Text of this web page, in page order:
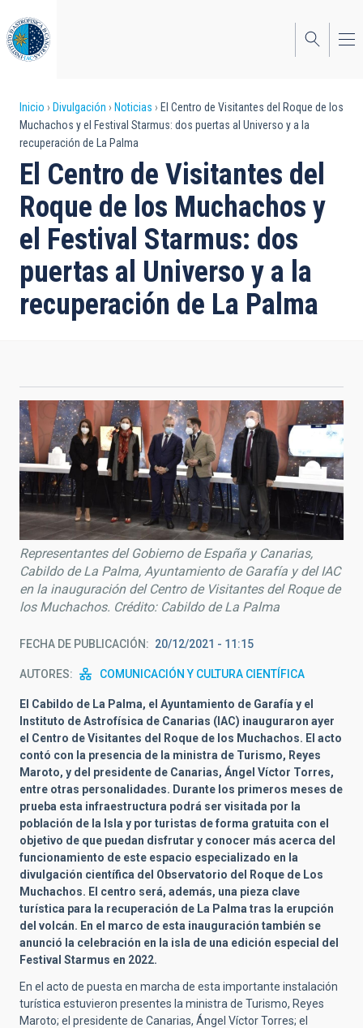
al
contenido
principal
Sobrescribir
enlaces
de
ayuda
a
la
navegación
Inicio Divulgación Noticias
El Centro de Visitantes del Roque de los
Muchachos y el Festival Starmus: dos puertas al Universo y a la
recuperación de La Palma
El Centro de Visitantes del
Roque de los Muchachos y
el Festival Starmus: dos
puertas al Universo y a la
recuperación de La Palma
Representantes del Gobierno de España y Canarias,
Cabildo de La Palma, Ayuntamiento de Garafía y del IAC
en la inauguración del Centro de Visitantes del Roque de
los Muchachos. Crédito: Cabildo de La Palma
FECHA DE PUBLICACIÓN 20/12/2021 - 11:15
AUTORES COMUNICACIÓN Y CULTURA CIENTÍFICA
El Cabildo de La Palma, el Ayuntamiento de Garafía y el
Instituto de Astrofísica de Canarias (IAC) inauguraron ayer
el Centro de Visitantes del Roque de los Muchachos. El acto
contó con la presencia de la ministra de Turismo, Reyes
Maroto, y del presidente de Canarias, Ángel Víctor Torres,
entre otras personalidades. Durante los primeros meses de
prueba esta infraestructura podrá ser visitada por la
población de la Isla y por turistas de forma gratuita con el
objetivo de que puedan disfrutar y conocer más acerca del
funcionamiento de este espacio especializado en la
divulgación científica del Observatorio del Roque de Los
Muchachos. El centro será, además, una pieza clave
turística para la recuperación de La Palma tras la erupción
del volcán. En el marco de esta inauguración también se
anunció la celebración en la isla de una edición especial del
Festival Starmus en 2022.
En el acto de puesta en marcha de esta importante instalación
turística estuvieron presentes la ministra de Turismo, Reyes
Maroto; el presidente de Canarias, Ángel Víctor Torres; el